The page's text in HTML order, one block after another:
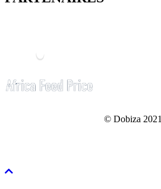
© Dobiza 2021